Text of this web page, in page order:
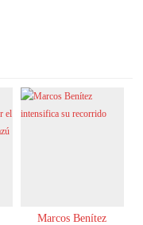
Marcos Benítez